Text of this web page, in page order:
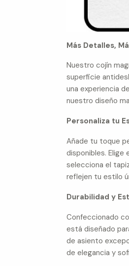
Más Detalles,
Nuestro cojín
superficie
una experiencia
nuestro diseño
Personaliza tu
Añade tu toque
disponibles.
selecciona el
reflejen tu estilo
Durabilidad y
Confeccionado
está diseñado
de asiento
de elegancia y